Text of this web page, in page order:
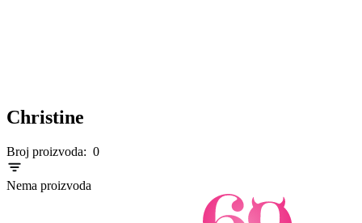
Christine
Broj proizvoda: 0
Nema proizvoda